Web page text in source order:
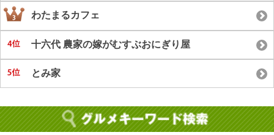
わたまるカフェ
十六代 農家の嫁がむすぶおにぎり屋
とみ家